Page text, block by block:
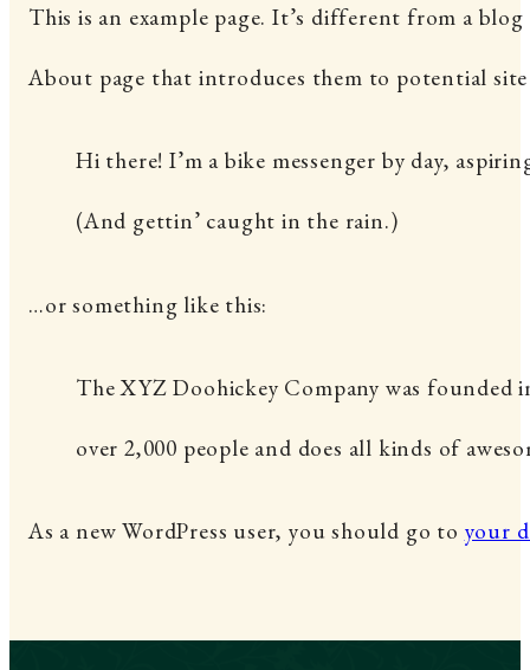
This is an example page. It’s different from a
About page that introduces them to potential
Hi there! I’m a bike messenger by day,
(And gettin’ caught in the rain.)
…or something like this:
The XYZ Doohickey Company was founded
over 2,000 people and does all kinds of
As a new WordPress user, you should go to your